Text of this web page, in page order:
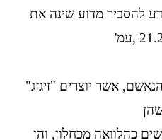
להסביר מדוע שינה את
אשר יוצרים "זיגזג"
כהלוואה מכחלון, והן